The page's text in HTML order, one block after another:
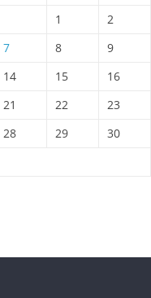
1
2
7 8
9
14 15
16
21 22
23
28 29
30